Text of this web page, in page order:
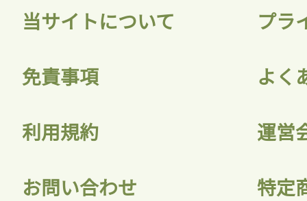
当サイトについて プラ
免責事項 よく
利用規約 運営
お問い合わせ 特定